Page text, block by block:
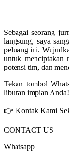
Sebagai seorang
langsung, saya
peluang ini.
untuk menciptakan
potensi tim, dan
Tekan tombol
liburan impian Anda!
👉 Kontak Kami
CONTACT US
Whatsapp